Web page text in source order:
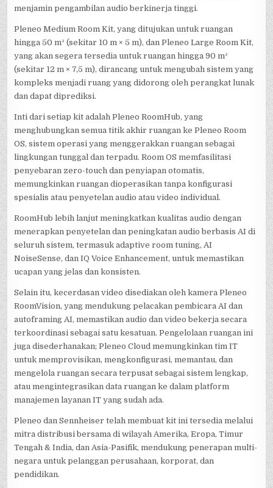
menjamin pengambilan audio berkinerja tinggi.
Pleneo Medium Room Kit, yang ditujukan untuk ruangan
hingga 50 m² (sekitar 10 m × 5 m), dan Pleneo Large Room Kit,
yang akan segera tersedia untuk ruangan hingga 90 m²
(sekitar 12 m × 7,5 m), dirancang untuk mengubah sistem yang
kompleks menjadi ruang yang didorong oleh perangkat lunak
dan dapat diprediksi.
Inti dari setiap kit adalah Pleneo RoomHub, yang
menghubungkan semua titik akhir ruangan ke Pleneo Room
OS, sistem operasi yang menggerakkan ruangan sebagai
lingkungan tunggal dan terpadu. Room OS memfasilitasi
penyebaran zero-touch dan penyiapan otomatis,
memungkinkan ruangan dioperasikan tanpa konfigurasi
spesialis atau penyetelan audio atau video individual.
RoomHub lebih lanjut meningkatkan kualitas audio dengan
menerapkan penyetelan dan peningkatan audio berbasis AI di
seluruh sistem, termasuk adaptive room tuning, AI
NoiseSense, dan IQ Voice Enhancement, untuk memastikan
ucapan yang jelas dan konsisten.
Selain itu, kecerdasan video disediakan oleh kamera Pleneo
RoomVision, yang mendukung pelacakan pembicara AI dan
autoframing AI, memastikan audio dan video bekerja secara
terkoordinasi sebagai satu kesatuan. Pengelolaan ruangan ini
juga disederhanakan; Pleneo Cloud memungkinkan tim IT
untuk memprovisikan, mengkonfigurasi, memantau, dan
mengelola ruangan secara terpusat sebagai sistem lengkap,
atau mengintegrasikan data ruangan ke dalam platform
manajemen layanan IT yang sudah ada.
Pleneo dan Sennheiser telah membuat kit ini tersedia melalui
mitra distribusi bersama di wilayah Amerika, Eropa, Timur
Tengah & India, dan Asia-Pasifik, mendukung penerapan multi-
negara untuk pelanggan perusahaan, korporat, dan
pendidikan.